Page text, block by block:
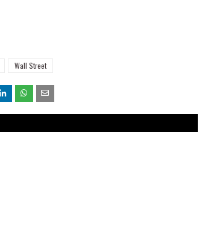
Wall Street